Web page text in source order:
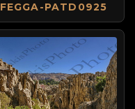
FEGGA-PATD0925